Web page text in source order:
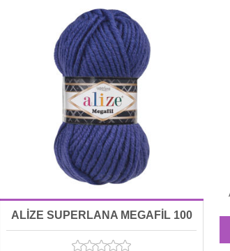
ALİZE SUPERLANA MEGAFİL 100
GR 00215